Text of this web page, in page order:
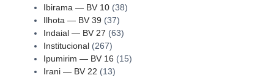
Ibirama — BV 10(38)
Ilhota — BV 39 (37)
Indaial — BV 27 (63)
Institucional(267)
Ipumirim — BV 16 (15)
Irani — BV 22 (13)